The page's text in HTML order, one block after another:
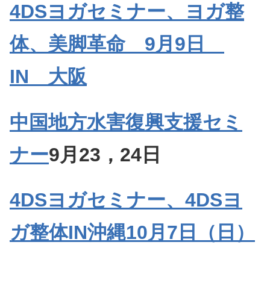
4DSヨガセミナー、ヨガ整
体、美脚革命 9月9日
IN 大阪
中国地方水害復興支援セミ
ナー9月23，24日
4DSヨガセミナー、4DSヨ
ガ整体IN沖縄10月7日（日）